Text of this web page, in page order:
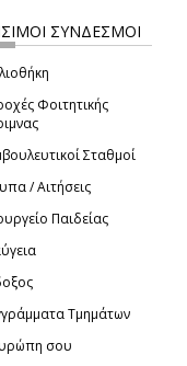
ΣΥΝΔΕΣΜΟΙ
Φοιτητικής
Σταθμοί
/ Αιτήσεις
Παιδείας
Τμημάτων
σου